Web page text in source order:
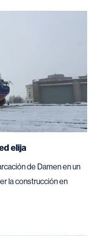
elija
de Damen en un
la construcción en